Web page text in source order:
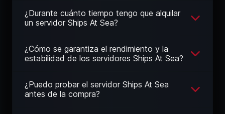
¿Durante cuánto tiempo tengo que alquilar
un servidor Ships At Sea?
¿Cómo se garantiza el rendimiento y la
estabilidad de los servidores Ships At Sea?
¿Puedo probar el servidor Ships At Sea
antes de la compra?